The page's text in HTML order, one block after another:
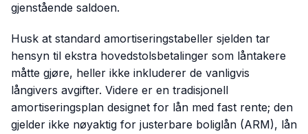
gjenstående saldoen.
Husk at standard amortiseringstabeller sjelden tar
hensyn til ekstra hovedstolsbetalinger som låntakere
måtte gjøre, heller ikke inkluderer de vanligvis
långivers avgifter. Videre er en tradisjonell
amortiseringsplan designet for lån med fast rente; den
gjelder ikke nøyaktig for justerbare boliglån (ARM), lån